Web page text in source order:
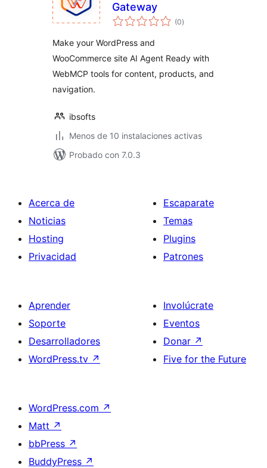
Gateway
(0total
de
)
Make your WordPress and
WooCommerce site AI Agent Ready with
WebMCP tools for content, products, and
navigation.
ibsofts
Menos de 10 instalaciones activas
Probado con 7.0.3
Acerca de
Noticias
Hosting
Privacidad
Escaparate
Temas
Plugins
Patrones
Aprender
Soporte
Desarrolladores
WordPress.tv ↗
Involúcrate
Eventos
Donar ↗
Five for the Future
WordPress.com ↗
Matt ↗
bbPress ↗
BuddyPress ↗